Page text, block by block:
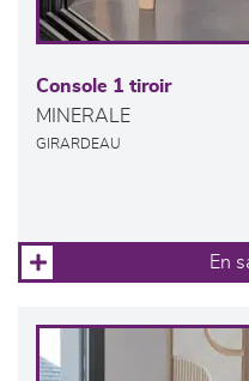
Console 1 tiroir
MINERALE
GIRARDEAU
En